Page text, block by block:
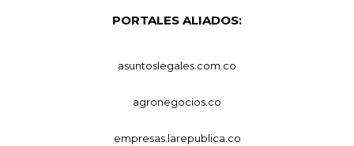
PORTALES ALIADOS:
asuntoslegales.com.co
agronegocios.co
empresas.larepublica.co